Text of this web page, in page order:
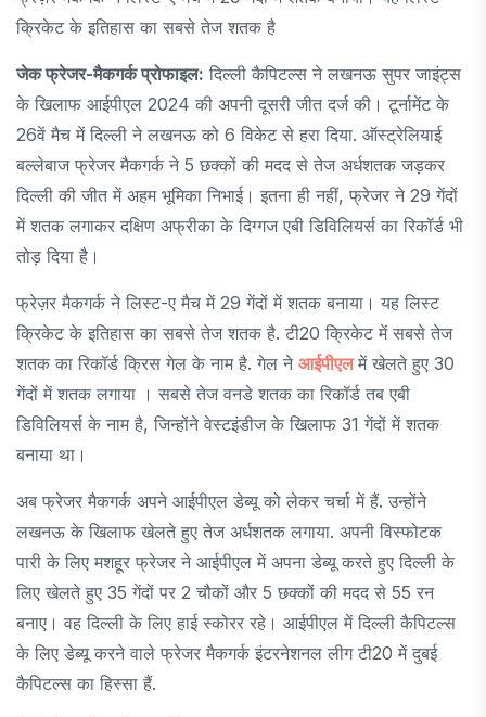
क्रिकेट के इतिहास का सबसे तेज शतक है
जेक फ्रेजर-मैकगर्क प्रोफाइल: दिल्ली कैपिटल्स ने लखनऊ सुपर जाइंट्स
के खिलाफ आईपीएल 2024 की अपनी दूसरी जीत दर्ज की। टूर्नामेंट के
26वें मैच में दिल्ली ने लखनऊ को 6 विकेट से हरा दिया. ऑस्ट्रेलियाई
बल्लेबाज फ्रेजर मैकगर्क ने 5 छक्कों की मदद से तेज अर्धशतक जड़कर
दिल्ली की जीत में अहम भूमिका निभाई। इतना ही नहीं, फ्रेजर ने 29 गेंदों
में शतक लगाकर दक्षिण अफ्रीका के दिग्गज एबी डिविलियर्स का रिकॉर्ड भी
तोड़ दिया है।
फ्रेज़र मैकगर्क ने लिस्ट-ए मैच में 29 गेंदों में शतक बनाया। यह लिस्ट
क्रिकेट के इतिहास का सबसे तेज शतक है. टी20 क्रिकेट में सबसे तेज
शतक का रिकॉर्ड क्रिस गेल के नाम है. गेल ने आईपीएल में खेलते हुए 30
गेंदों में शतक लगाया । सबसे तेज वनडे शतक का रिकॉर्ड तब एबी
डिविलियर्स के नाम है, जिन्होंने वेस्टइंडीज के खिलाफ 31 गेंदों में शतक
बनाया था।
अब फ्रेजर मैकगर्क अपने आईपीएल डेब्यू को लेकर चर्चा में हैं. उन्होंने
लखनऊ के खिलाफ खेलते हुए तेज अर्धशतक लगाया. अपनी विस्फोटक
पारी के लिए मशहूर फ्रेजर ने आईपीएल में अपना डेब्यू करते हुए दिल्ली के
लिए खेलते हुए 35 गेंदों पर 2 चौकों और 5 छक्कों की मदद से 55 रन
बनाए। वह दिल्ली के लिए हाई स्कोरर रहे। आईपीएल में दिल्ली कैपिटल्स
के लिए डेब्यू करने वाले फ्रेजर मैकगर्क इंटरनेशनल लीग टी20 में दुबई
कैपिटल्स का हिस्सा हैं.